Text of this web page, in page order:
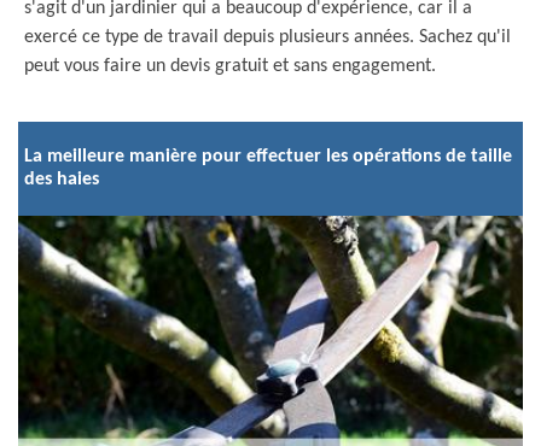
s'agit d'un jardinier qui a beaucoup d'expérience, car il a
exercé ce type de travail depuis plusieurs années. Sachez qu'il
peut vous faire un devis gratuit et sans engagement.
La meilleure manière pour effectuer les opérations de taille
des haies